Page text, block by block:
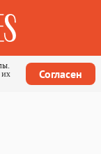
Согласен